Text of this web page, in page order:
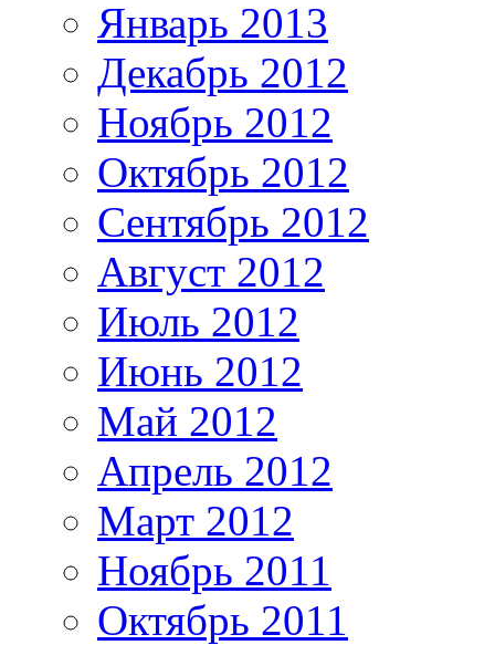
Январь 2013
Декабрь 2012
Ноябрь 2012
Октябрь 2012
Сентябрь 2012
Август 2012
Июль 2012
Июнь 2012
Май 2012
Апрель 2012
Март 2012
Ноябрь 2011
Октябрь 2011